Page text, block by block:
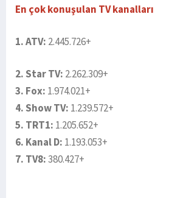
En çok konuşulan TV kanalları
1. ATV: 2.445.726+
2. Star TV: 2.262.309+
3. Fox: 1.974.021+
4. Show TV: 1.239.572+
5. TRT1: 1.205.652+
6. Kanal D: 1.193.053+
7. TV8:380.427+